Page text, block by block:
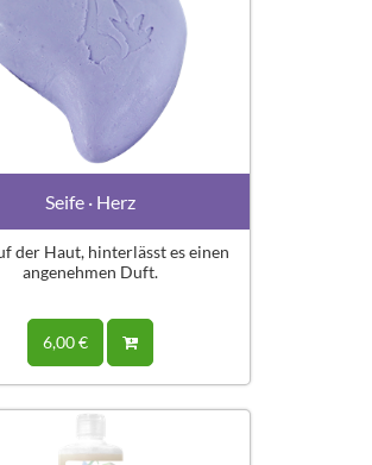
Seife · Herz
der Haut, hinterlässt es einen
angenehmen Duft.
6,00 €